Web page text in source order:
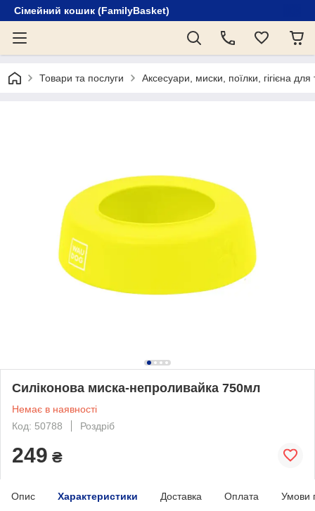
Сімейний кошик (FamilyBasket)
Товари та послуги Аксесуари, миски, поїлки, гігієна для
Силіконова миска-непроливайка 750мл
Немає в наявності
Код: 50788
Роздріб
249 ₴
Опис Характеристики Доставка Оплата Умови